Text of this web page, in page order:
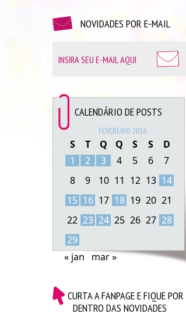
NOVIDADES POR E-MAIL
CALENDÁRIO DE POSTS
FEVEREIRO 2016
S T Q Q S S
D
1
2 3 4 5 6
7
8
9 10 11 12 13 14
15 16 17 18 19 20 21
22 23 24 25 26 27 28
29
« jan
mar »
CURTA A FANPAGE E FIQUE POR
DENTRO DAS NOVIDADES